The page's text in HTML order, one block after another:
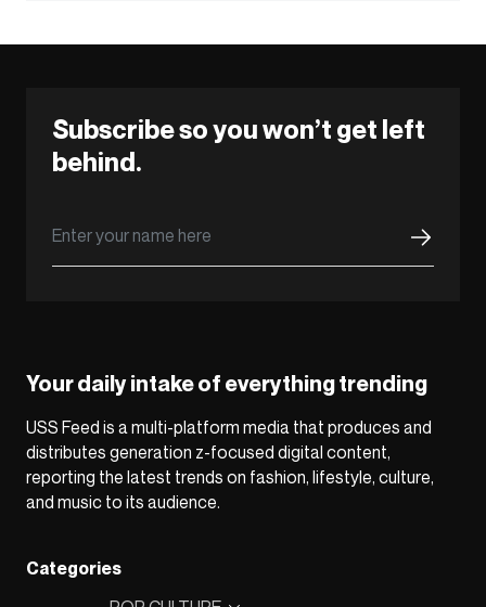
Subscribe so you won’t get left
behind.
Your daily intake of everything trending
USS Feed is a multi-platform media that produces and
distributes generation z-focused digital content,
reporting the latest trends on fashion, lifestyle, culture,
and music to its audience.
Categories